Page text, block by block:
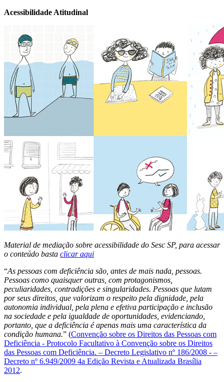
Acessibilidade Atitudinal
Material de mediação sobre acessibilidade do Sesc SP, para acessar
o conteúdo basta clicar aqui
“As pessoas com deficiência são, antes de mais nada, pessoas.
Pessoas como quaisquer outras, com protagonismos,
peculiaridades, contradições e singularidades. Pessoas que lutam
por seus direitos, que valorizam o respeito pela dignidade, pela
autonomia individual, pela plena e efetiva participação e inclusão
na sociedade e pela igualdade de oportunidades, evidenciando,
portanto, que a deficiência é apenas mais uma característica da
condição humana.” (Convenção sobre os Direitos das Pessoas com
Deficiência - Protocolo Facultativo à Convenção sobre os Direitos
das Pessoas com Deficiência. – Decreto Legislativo nº 186/2008 - –
Decreto nº 6.949/2009 4a Edição Revista e Atualizada Brasília
2012.